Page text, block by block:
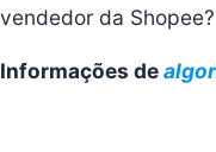
vendedor da Shopee?
Informações de